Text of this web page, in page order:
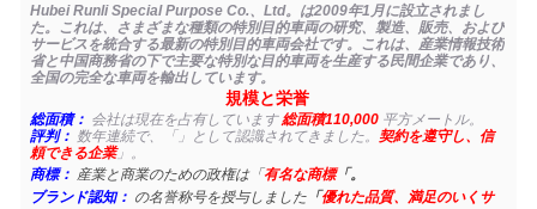
Hubei Runli Special Purpose Co.、Ltd。は2009年1月に設立されまし
た。これは、さまざまな種類の特別目的車両の研究、製造、販売、および
サービスを統合する最新の特別目的車両会社です。これは、産業情報技術
省と中国商務省の下で主要な特別な目的車両を生産する民間企業であり、
全国の完全な車両を輸出しています。
規模と栄誉
総面積： 会社は現在を占有しています 総面積110,000 平方メートル。
評判： 数年連続で、「」として認識されてきました。 契約を遵守し、信
頼できる企業」。
商標： 産業と商業のための政権は「有名な商標「。
ブランド認知： の名誉称号を授与しました 「優れた品質、満足のいくサ